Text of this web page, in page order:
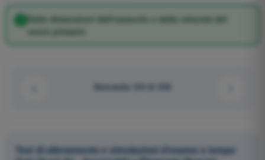
Dalle dimensioni dell'ostacolo e dalla velocità del
vento primario
Domanda 124 di 322
Test di allenamento e simulazioni d'esame a tempo